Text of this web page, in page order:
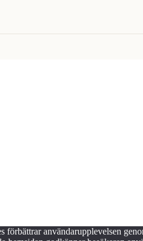
användarupplevelsen